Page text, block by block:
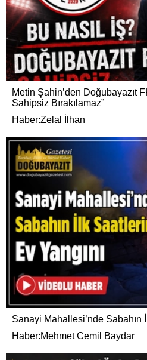
Metin Şahin’den Doğubayazıt
Sahipsiz Bırakılamaz”
Haber:Zelal İlhan
Sanayi Mahallesi’nde Sabahın
Haber:Mehmet Cemil Baydar